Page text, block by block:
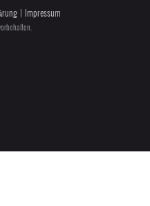
Impressum